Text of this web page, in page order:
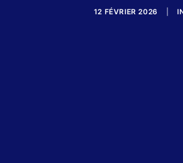
12 FÉVRIER 2026